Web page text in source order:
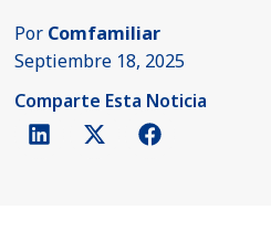
Por Comfamiliar
Septiembre 18, 2025
Comparte Esta Noticia